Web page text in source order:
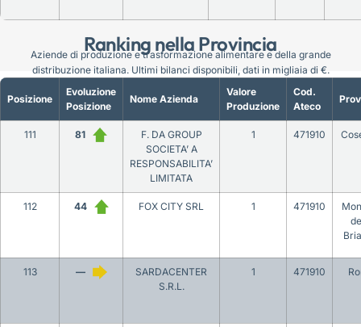
Ranking nella Provincia
Posizione
Evoluzione
Posizione
Nome Azienda
Valore
Produzione
Cod.
Ateco
111 81
F. DA GROUP
SOCIETA’ A
RESPONSABILITA’
LIMITATA
1 471910
112 44 FOX CITY SRL 1 471910
113 —
SARDACENTER
S.R.L.
1 471910
Aziende di produzione e trasformazione alimentare e della grande
distribuzione italiana. Ultimi bilanci disponibili, dati in migliaia di €.